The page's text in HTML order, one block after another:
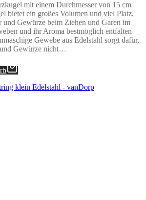
mit einem Durchmesser von 15 cm
bietet ein großes Volumen und viel Platz,
und Gewürze beim Ziehen und Garen im
und ihr Aroma bestmöglich entfalten
Gewebe aus Edelstahl sorgt dafür,
Gewürze nicht…